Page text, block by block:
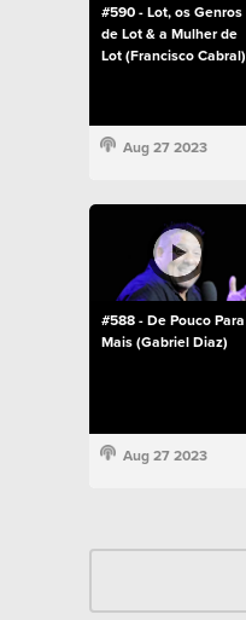
#590 - Lot, os Genros
de Lot & a Mulher de
Lot (Francisco Cabral)
Aug 27 2023
#588 - De Pouco Para
Mais (Gabriel Diaz)
Aug 27 2023